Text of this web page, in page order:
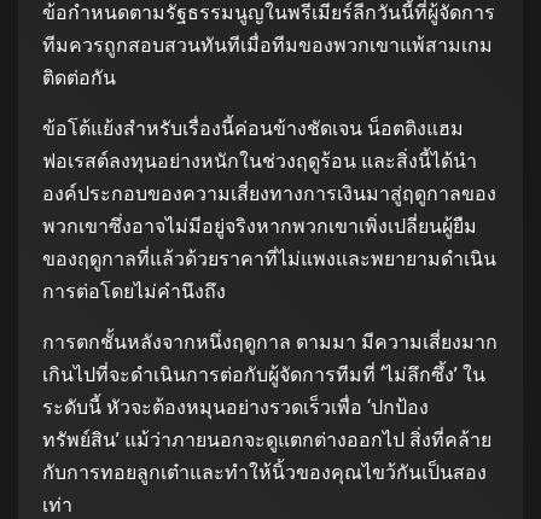
ข้อกำหนดตามรัฐธรรมนูญในพรีเมียร์ลีกวันนี้ที่ผู้จัดการ
ทีมควรถูกสอบสวนทันทีเมื่อทีมของพวกเขาแพ้สามเกม
ติดต่อกัน
ข้อโต้แย้งสำหรับเรื่องนี้ค่อนข้างชัดเจน น็อตติงแฮม
ฟอเรสต์ลงทุนอย่างหนักในช่วงฤดูร้อน และสิ่งนี้ได้นำ
องค์ประกอบของความเสี่ยงทางการเงินมาสู่ฤดูกาลของ
พวกเขาซึ่งอาจไม่มีอยู่จริงหากพวกเขาเพิ่งเปลี่ยนผู้ยืม
ของฤดูกาลที่แล้วด้วยราคาที่ไม่แพงและพยายามดำเนิน
การต่อโดยไม่คำนึงถึง
การตกชั้นหลังจากหนึ่งฤดูกาล ตามมา มีความเสี่ยงมาก
เกินไปที่จะดำเนินการต่อกับผู้จัดการทีมที่ ‘ไม่ลึกซึ้ง’ ใน
ระดับนี้ หัวจะต้องหมุนอย่างรวดเร็วเพื่อ ‘ปกป้อง
ทรัพย์สิน’ แม้ว่าภายนอกจะดูแตกต่างออกไป สิ่งที่คล้าย
กับการทอยลูกเต๋าและทำให้นิ้วของคุณไขว้กันเป็นสอง
เท่า